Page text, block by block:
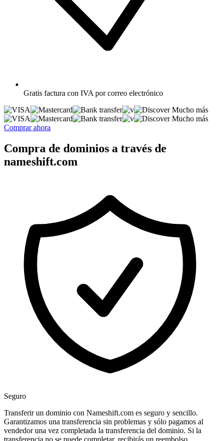
Gratis factura con IVA por correo electrónico
Mucho más
Mucho más
Comprar ahora
Compra de dominios a través de
nameshift.com
Seguro
Transferir un dominio con Nameshift.com es seguro y sencillo.
Garantizamos una transferencia sin problemas y sólo pagamos al
vendedor una vez completada la transferencia del dominio. Si la